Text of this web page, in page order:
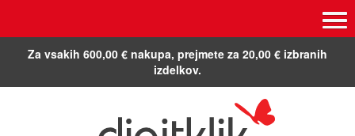
Za vsakih 600,00 € nakupa, prejmete za 20,00 € izbranih
izdelkov.